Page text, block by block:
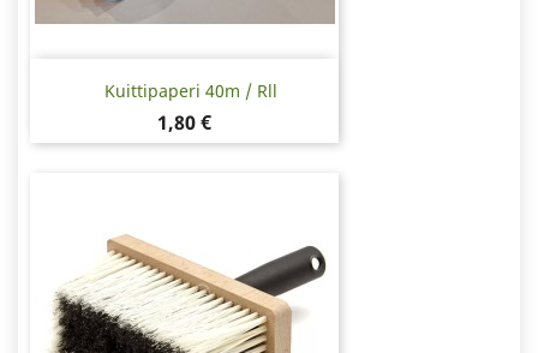
Kuittipaperi 40m / Rll
Hinta
1,80 €